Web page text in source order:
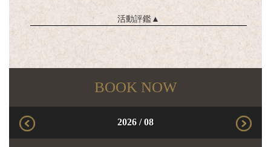
活動評鑑 ▲
BOOK NOW
2026/08